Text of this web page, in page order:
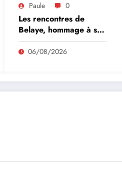
Paule 0
Les rencontres de
Belaye, hommage à son
fondateur, Roland
Pidoux, violoncelliste, le
06/08/2026